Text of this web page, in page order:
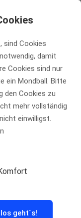
sind Cookies
damit
Cookies sind nur
ein Mondball. Bitte
den Cookies zu
mehr vollständig
einwilligst.
geht`s!